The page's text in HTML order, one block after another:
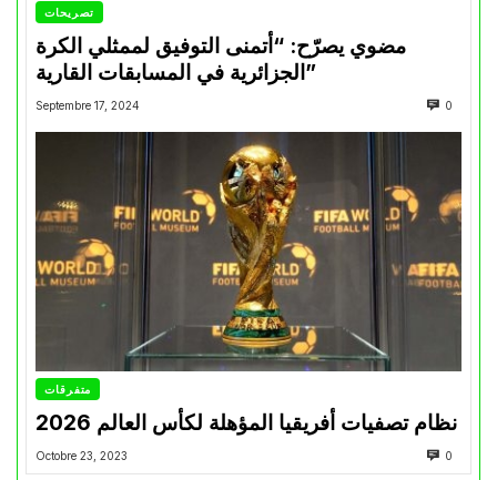
تصريحات
مضوي يصرّح: “أتمنى التوفيق لممثلي الكرة
الجزائرية في المسابقات القارية”
Septembre 17, 2024 0
متفرقات
نظام تصفيات أفريقيا المؤهلة لكأس العالم 2026
Octobre 23, 2023 0